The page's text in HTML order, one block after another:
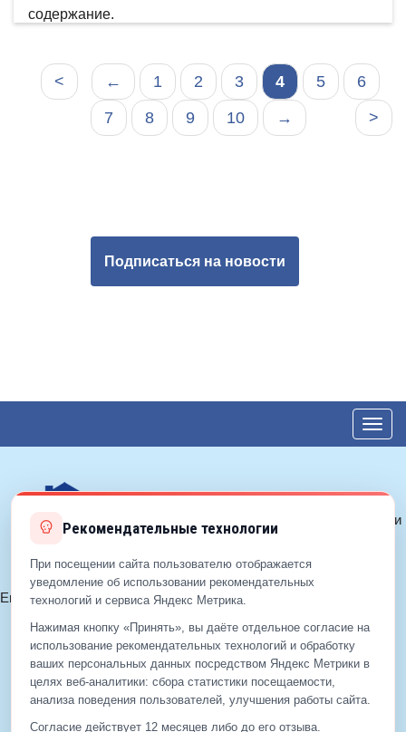
содержание.
←
< 1 2 3 4 5
6
7
8 9 10 >
→
Подписаться на новости
© 2017—2026 ЕДС-Балашиха
Политика конфиденциальности
Согласие на обработку ПДн
Email:info@eds-balashiha.ru
+7 (495)512-00-11
+7 (499)929-99-99
+7 (495)512-00-11
Рекомендательные технологии
При посещении сайта пользователю отображается
уведомление об использовании рекомендательных
технологий и сервиса Яндекс Метрика.
Нажимая кнопку «Принять», вы даёте отдельное согласие на
использование рекомендательных технологий и обработку
ваших персональных данных посредством Яндекс Метрики в
целях веб‑аналитики: сбора статистики посещаемости,
анализа поведения пользователей, улучшения работы сайта.
Согласие действует 12 месяцев либо до его отзыва.